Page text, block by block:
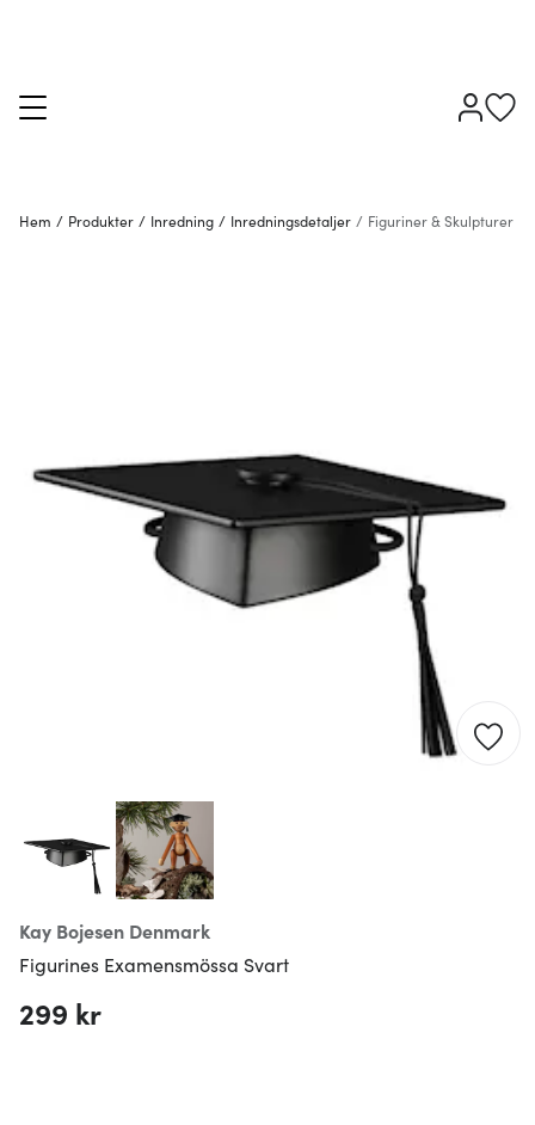
Hem / Produkter / Inredning / Inredningsdetaljer / Figuriner & Skulpturer
Kay Bojesen Denmark
Figurines Examensmössa Svart
299 kr